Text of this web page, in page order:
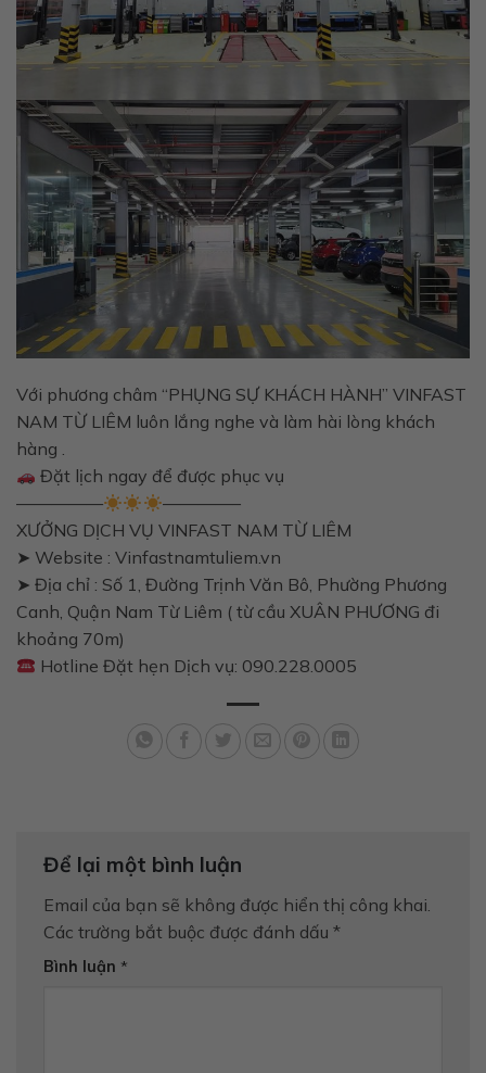
Với phương châm “PHỤNG SỰ KHÁCH HÀNH” VINFAST
NAM TỪ LIÊM luôn lắng nghe và làm hài lòng khách
hàng .
Đặt lịch ngay để được phục vụ
—————
————–
XƯỞNG DỊCH VỤ VINFAST NAM TỪ LIÊM
➤ Website : Vinfastnamtuliem.vn
➤ Địa chỉ : Số 1, Đường Trịnh Văn Bô, Phường Phương
Canh, Quận Nam Từ Liêm ( từ cầu XUÂN PHƯƠNG đi
khoảng 70m)
Hotline Đặt hẹn Dịch vụ: 090.228.0005
Để lại một bình luận
Email của bạn sẽ không được hiển thị công khai.
Các trường bắt buộc được đánh dấu *
Bình luận *